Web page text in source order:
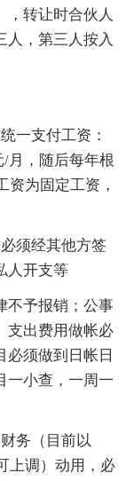
，转让时合伙人
人，第三人按入
一支付工资：
月，随后每年根
资为固定工资，
须经其他方签
人开支等
予报销；公事
支出费用做帐必
必须做到日帐日
一小查，一周一
务（目前以
上调）动用，必